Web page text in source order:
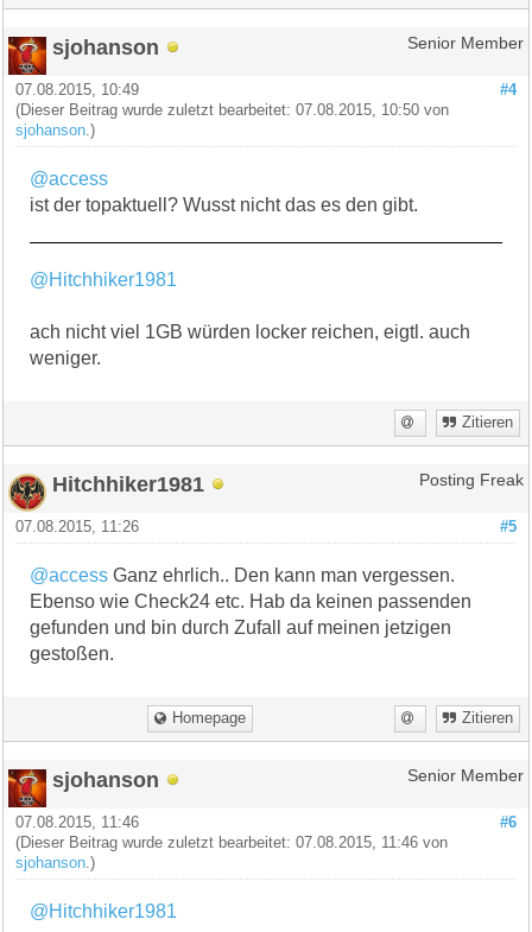
sjohanson Senior Member
#4
07.08.2015, 10:49
(Dieser Beitrag wurde zuletzt bearbeitet: 07.08.2015, 10:50 von
sjohanson .)
@access
ist der topaktuell? Wusst nicht das es den gibt.
@Hitchhiker1981
ach nicht viel 1GB würden locker reichen, eigtl. auch
weniger.
Zitieren
Hitchhiker1981 Posting Freak
#5
07.08.2015, 11:26
@access Ganz ehrlich.. Den kann man vergessen.
Ebenso wie Check24 etc. Hab da keinen passenden
gefunden und bin durch Zufall auf meinen jetzigen
gestoßen.
Homepage Zitieren
sjohanson Senior Member
#6
07.08.2015, 11:46
(Dieser Beitrag wurde zuletzt bearbeitet: 07.08.2015, 11:46 von
sjohanson .)
@Hitchhiker1981